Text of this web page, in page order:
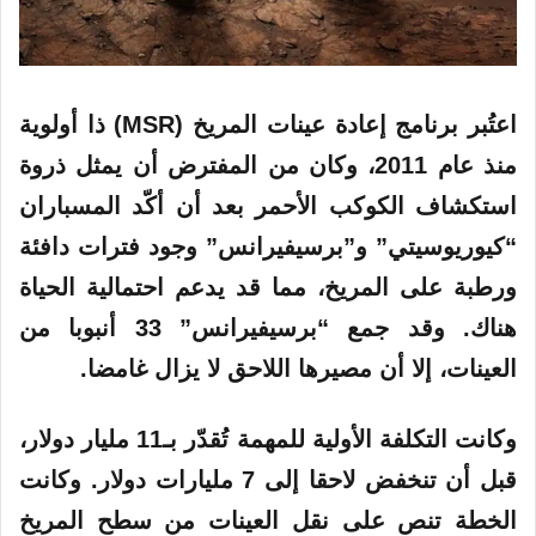
اعتُبر برنامج إعادة عينات المريخ (MSR) ذا أولوية
منذ عام 2011، وكان من المفترض أن يمثل ذروة
استكشاف الكوكب الأحمر بعد أن أكّد المسباران
“كيوريوسيتي” و”برسيفيرانس” وجود فترات دافئة
ورطبة على المريخ، مما قد يدعم احتمالية الحياة
هناك. وقد جمع “برسيفيرانس” 33 أنبوبا من
العينات، إلا أن مصيرها اللاحق لا يزال غامضا.
وكانت التكلفة الأولية للمهمة تُقدّر بـ11 مليار دولار،
قبل أن تنخفض لاحقا إلى 7 مليارات دولار. وكانت
الخطة تنص على نقل العينات من سطح المريخ